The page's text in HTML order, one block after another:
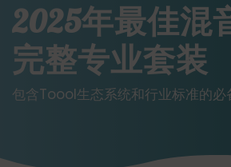
2025年最佳混
完整专业套装
包含Toool生态系统和行业标准的必